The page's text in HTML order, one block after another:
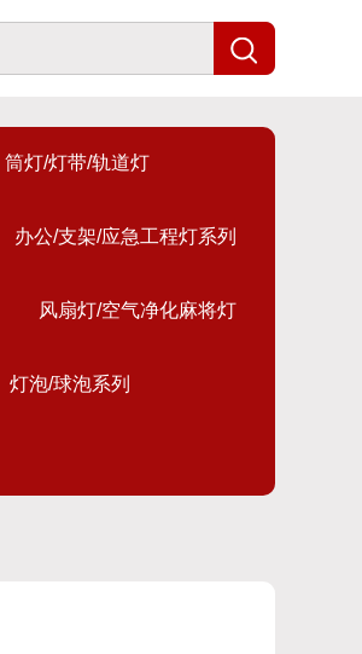
筒灯/灯带/轨道灯
办公/支架/应急工程灯系列
风扇灯/空气净化麻将灯
灯泡/球泡系列